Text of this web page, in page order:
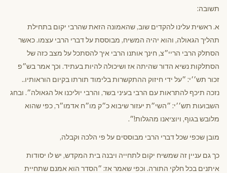
תשובה:
א. ראשית עלינו להקדים שוב, שהאמונה הזאת שהרבי יקום בתחילת
תהליך הגאולה, והוא יהיה המשיח, מבוססת על דברי הרבי עצמו. כאשר
הסתלק הרבי הריי״צ, חינך אותנו הרבי איך להסתכל על מצב כזה של
הסתלקות נשיא הדור שהיתה אז ושיכולה להיות בעתיד. וכך אמר בש״פ
זכור תש׳׳י: ״על ידי חיזוק ההתקשרות בלימוד תורתו בקיום הוראותיו..
נזכה תיכף להתראות עם הרבי בעיני בשר, והרבי יוליכנו אל הגאולה״. ובחג
השבועות תש׳׳י: ״השי״ת יעזור שיבוא כ״ק מו״ח אדמו״ר, כפי שהוא
מלובש בגוף, ויוציאנו מהגלות!״.
מובן שכפי שכל דברי הרבי מבוססים על פי הלכה וקבלה,
כך גם עניין זה שמשיח יקום לתחייה ויבנה בית המקדש, יש לו יסודות
איתנים בכל חלקי התורה. וכפי שאמר אז: ״הסדר הוא אמנם שתחיית